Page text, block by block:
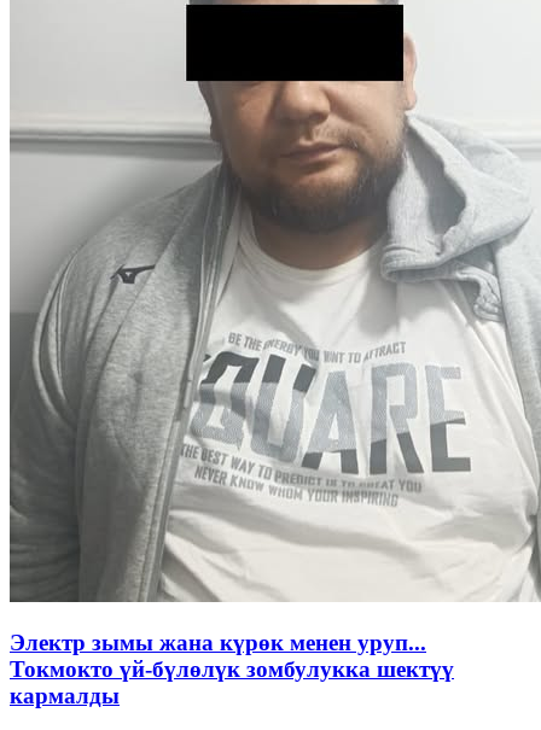
Электр зымы жана күрөк менен уруп...
Токмокто үй-бүлөлүк зомбулукка шектүү
кармалды